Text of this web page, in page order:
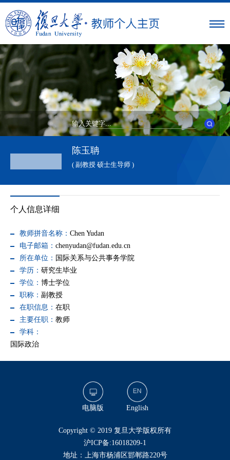
陈玉聃
( 副教授 硕士生导师 )
个人信息详细
教师拼音名称： Chen Yudan
电子邮箱： chenyudan@fudan.edu.cn
所在单位： 国际关系与公共事务学院
学历： 研究生毕业
学位： 博士学位
职称： 副教授
在职信息： 在职
主要任职： 教师
学科：
国际政治
电脑版 English
​Copyright © 2019 复旦大学版权所有
沪ICP备:16018209-1
地址：上海市杨浦区邯郸路220号